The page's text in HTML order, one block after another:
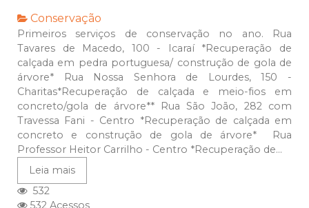
Conservação
Primeiros serviços de conservação no ano. Rua
Tavares de Macedo, 100 - Icaraí *Recuperação de
calçada em pedra portuguesa/ construção de gola de
árvore* Rua Nossa Senhora de Lourdes, 150 -
Charitas*Recuperação de calçada e meio-fios em
concreto/gola de árvore** Rua São João, 282 com
Travessa Fani - Centro *Recuperação de calçada em
concreto e construção de gola de árvore* Rua
Professor Heitor Carrilho - Centro *Recuperação de...
Leia mais
532
532 Acessos